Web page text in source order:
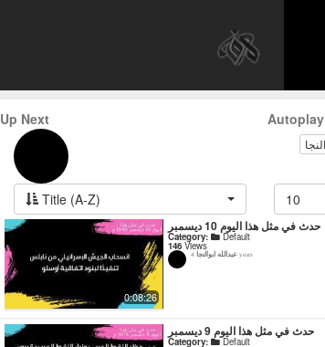
Up Next Autoplay
Title (A-Z) 10
0:08:26
حدث في مثل هذا اليوم 10 ديسمبر
Category: Default
146 Views
عبدالله ابوالنجا 4 years
حدث في مثل هذا اليوم 9 ديسمبر
Category: Default